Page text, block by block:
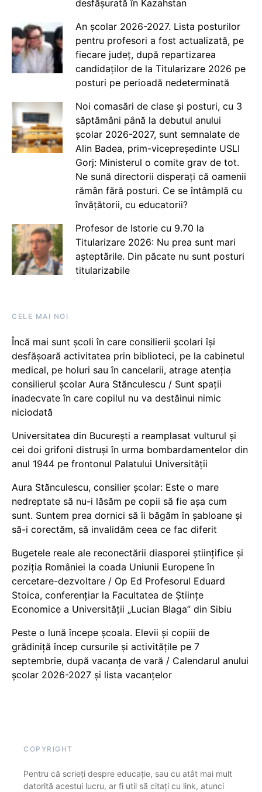
desfășurată în Kazahstan
An școlar 2026-2027. Lista posturilor
pentru profesori a fost actualizată, pe
fiecare județ, după repartizarea
candidaților de la Titularizare 2026 pe
posturi pe perioadă nedeterminată
Noi comasări de clase și posturi, cu 3
săptămâni până la debutul anului
școlar 2026-2027, sunt semnalate de
Alin Badea, prim-vicepreședinte USLI
Gorj: Ministerul o comite grav de tot.
Ne sună directorii disperați că oamenii
rămân fără posturi. Ce se întâmplă cu
învățătorii, cu educatorii?
Profesor de Istorie cu 9.70 la
Titularizare 2026: Nu prea sunt mari
așteptările. Din păcate nu sunt posturi
titularizabile
CELE MAI NOI
Încă mai sunt școli în care consilierii școlari își
desfășoară activitatea prin biblioteci, pe la cabinetul
medical, pe holuri sau în cancelarii, atrage atenția
consilierul școlar Aura Stănculescu / Sunt spații
inadecvate în care copilul nu va destăinui nimic
niciodată
Universitatea din București a reamplasat vulturul și
cei doi grifoni distruși în urma bombardamentelor din
anul 1944 pe frontonul Palatului Universității
Aura Stănculescu, consilier școlar: Este o mare
nedreptate să nu-i lăsăm pe copii să fie așa cum
sunt. Suntem prea dornici să îi băgăm în șabloane și
să-i corectăm, să invalidăm ceea ce fac diferit
Bugetele reale ale reconectării diasporei științifice și
poziția României la coada Uniunii Europene în
cercetare-dezvoltare / Op Ed Profesorul Eduard
Stoica, conferențiar la Facultatea de Științe
Economice a Universității „Lucian Blaga” din Sibiu
Peste o lună începe școala. Elevii și copiii de
grădiniță încep cursurile și activitățile pe 7
septembrie, după vacanța de vară / Calendarul anului
școlar 2026-2027 și lista vacanțelor
COPYRIGHT
Pentru că scrieți despre educație, sau cu atât mai mult
datorită acestui lucru, ar fi util să citați cu link, atunci